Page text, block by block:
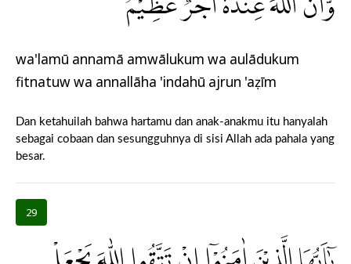
wa'lamū annamā amwālukum wa aulādukum
fitnatuw wa annallāha 'indahū ajrun 'aẓīm
Dan ketahuilah bahwa hartamu dan anak-anakmu itu hanyalah
sebagai cobaan dan sesungguhnya di sisi Allah ada pahala yang
besar.
29